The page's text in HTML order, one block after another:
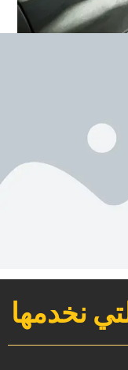
نخدمها